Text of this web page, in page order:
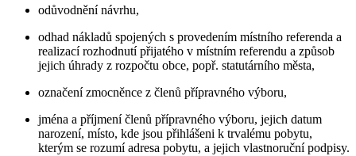
odůvodnění návrhu,
odhad nákladů spojených s provedením místního referenda a
realizací rozhodnutí přijatého v místním referendu a způsob
jejich úhrady z rozpočtu obce, popř. statutárního města,
označení zmocněnce z členů přípravného výboru,
jména a příjmení členů přípravného výboru, jejich datum
narození, místo, kde jsou přihlášeni k trvalému pobytu,
kterým se rozumí adresa pobytu, a jejich vlastnoruční podpisy.